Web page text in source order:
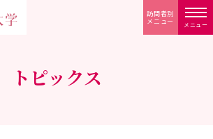
メニュー
訪問者別
メニュー
トピックス